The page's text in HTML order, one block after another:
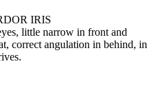
IRIS
little narrow in front and
correct angulation in behind, in